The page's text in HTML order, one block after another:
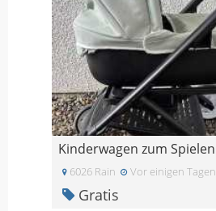
Kinderwagen zum Spielen
6026 Rain Vor einigen Tagen
Gratis